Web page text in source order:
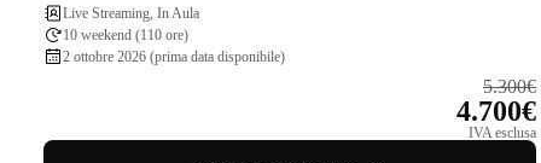
Live Streaming, In Aula
10 weekend (110 ore)
2 ottobre 2026 (prima data disponibile)
5.300€
4.700€
IVA esclusa